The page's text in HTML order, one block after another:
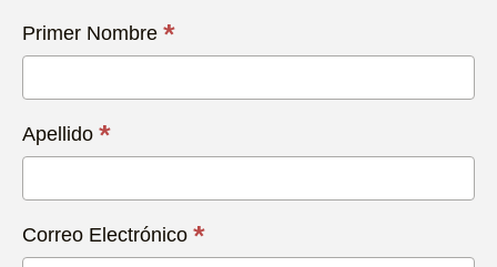
Contacta
con
Hoy
Primer Nombre *
Apellido *
Correo Electrónico *